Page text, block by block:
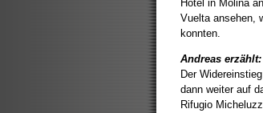
Hotel in Molina
Vuelta ansehen,
konnten.
Andreas erzählt:
Der
dann weiter auf
Rifugio